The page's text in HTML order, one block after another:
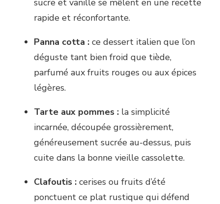
sucre et vanille se mêlent en une recette
rapide et réconfortante.
Panna cotta : ce dessert italien que l’on
déguste tant bien froid que tiède,
parfumé aux fruits rouges ou aux épices
légères.
Tarte aux pommes : la simplicité
incarnée, découpée grossièrement,
généreusement sucrée au-dessus, puis
cuite dans la bonne vieille cassolette.
Clafoutis : cerises ou fruits d’été
ponctuent ce plat rustique qui défend